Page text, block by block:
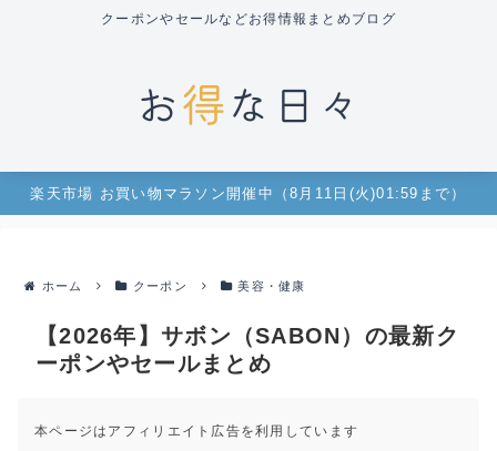
クーポンやセールなどお得情報まとめブログ
楽天市場 お買い物マラソン開催中（8月11日(火)01:59まで）
ホーム クーポン 美容・健康
【2026年】サボン（SABON）の最新ク
ーポンやセールまとめ
本ページはアフィリエイト広告を利用しています